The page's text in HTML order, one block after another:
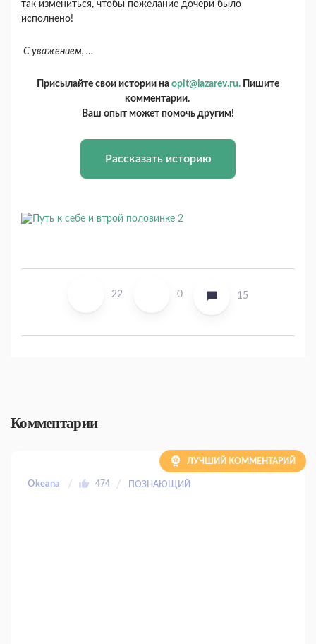
так измениться, чтобы пожелание дочери было
исполнено!
С уважением, …
Присылайте свои истории на opit@lazarev.ru. Пишите
комментарии.
Ваш опыт может помочь другим!
Рассказать историю
22 0 15
Комментарии
Okeana 474 ПОЗНАЮЩИЙ
ЛУЧШИЙ КОММЕНТАРИЙ